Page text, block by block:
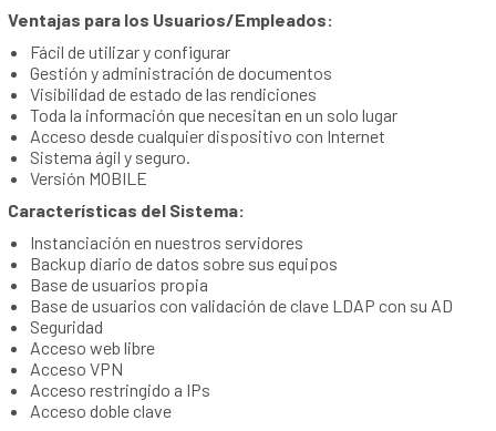
Ventajas para los Usuarios/Empleados:
Fácil de utilizar y configurar
Gestión y administración de documentos
Visibilidad de estado de las rendiciones
Toda la información que necesitan en un solo lugar
Acceso desde cualquier dispositivo con Internet
Sistema ágil y seguro.
Versión MOBILE
Características del Sistema:
Instanciación en nuestros servidores
Backup diario de datos sobre sus equipos
Base de usuarios propia
Base de usuarios con validación de clave LDAP con su AD
Seguridad
Acceso web libre
Acceso VPN
Acceso restringido a IPs
Acceso doble clave